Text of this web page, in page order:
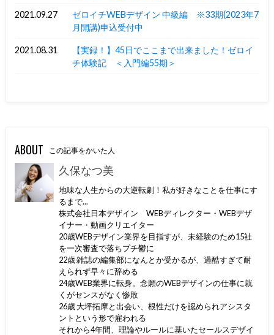
2021.09.27
ゼロイチWEBデザイン 中級編 ※33期(2023年7
月開講)申込受付中
2021.08.31
【実録！】45日でここまで出来ました！ゼロイ
チ体験記 ＜入門編55期＞
ABOUT この記事をかいた人
久保なつ美
地味な人生からの大逆転劇！私が好きなことを仕事にす
るまで...
株式会社日本デザイン WEBディレクター・WEBデザ
イナー・動画クリエイター
20歳WEBデザイン業界を目指すが、未経験のため15社
を一次審査で落ちプチ鬱に
22歳 雑誌の編集部になんとか受かるが、過酷すぎて耐
えられず早々に辞める
24歳WEB業界に転身。念願のWEBデザインの仕事に就
くがセンスがなく惨敗
26歳 大坪拓摩と出会い、根性だけを認められアシスタ
ントという形で雇われる
それから4年間、理論やルールに基いたセールスデザイ